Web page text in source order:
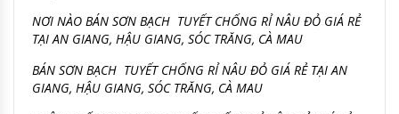
NƠI NÀO BÁN SƠN BẠCH TUYẾT CHỐNG RỈ NÂU ĐỎ GIÁ RẺ
TẠI AN GIANG, HẬU GIANG, SÓC TRĂNG, CÀ MAU
BÁN SƠN BẠCH TUYẾT CHỐNG RỈ NÂU ĐỎ GIÁ RẺ TẠI AN
GIANG, HẬU GIANG, SÓC TRĂNG, CÀ MAU